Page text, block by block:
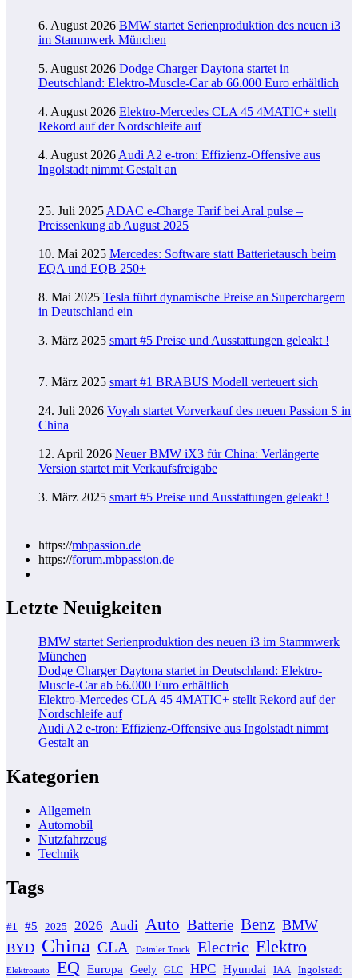
6. August 2026 BMW startet Serienproduktion des neuen i3
im Stammwerk München
5. August 2026 Dodge Charger Daytona startet in
Deutschland: Elektro-Muscle-Car ab 66.000 Euro erhältlich
4. August 2026 Elektro-Mercedes CLA 45 4MATIC+ stellt
Rekord auf der Nordschleife auf
4. August 2026 Audi A2 e-tron: Effizienz-Offensive aus
Ingolstadt nimmt Gestalt an
25. Juli 2025 ADAC e-Charge Tarif bei Aral pulse –
Preissenkung ab August 2025
10. Mai 2025 Mercedes: Software statt Batterietausch beim
EQA und EQB 250+
8. Mai 2025 Tesla führt dynamische Preise an Superchargern
in Deutschland ein
3. März 2025 smart #5 Preise und Ausstattungen geleakt !
7. März 2025 smart #1 BRABUS Modell verteuert sich
24. Juli 2026 Voyah startet Vorverkauf des neuen Passion S in
China
12. April 2026 Neuer BMW iX3 für China: Verlängerte
Version startet mit Verkaufsfreigabe
3. März 2025 smart #5 Preise und Ausstattungen geleakt !
https://mbpassion.de
https://forum.mbpassion.de
Letzte Neuigkeiten
BMW startet Serienproduktion des neuen i3 im Stammwerk
München
Dodge Charger Daytona startet in Deutschland: Elektro-
Muscle-Car ab 66.000 Euro erhältlich
Elektro-Mercedes CLA 45 4MATIC+ stellt Rekord auf der
Nordschleife auf
Audi A2 e-tron: Effizienz-Offensive aus Ingolstadt nimmt
Gestalt an
Kategorien
Allgemein
Automobil
Nutzfahrzeug
Technik
Tags
#1 #5 2025 2026 Audi Auto Batterie Benz BMW
BYD China CLA Daimler Truck Electric Elektro
Elektroauto EQ Europa Geely GLC HPC Hyundai IAA Ingolstadt